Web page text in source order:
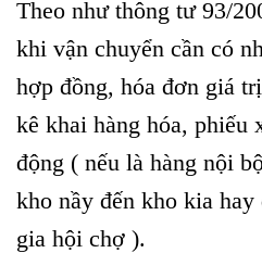
Theo như thông tư 93/
khi vận chuyển cần có
hợp đồng, hóa đơn giá
kê khai hàng hóa, phiếu
động ( nếu là hàng nội
kho nầy đến kho kia hay
gia hội chợ ).